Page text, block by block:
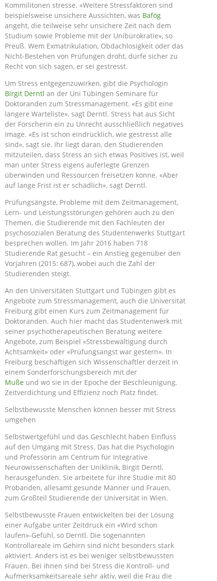
Kommilitonen stresse. «Weitere Stressfaktoren sind
beispielsweise unsichere Aussichten, was Bafög
angeht, die teilweise sehr unsichere Zeit nach dem
Studium sowie Probleme mit der Unibürokratie», so
Preuß. Wem Exmatrikulation, Obdachlosigkeit oder das
Nicht-Bestehen von Prüfungen droht, dürfe sicher zu
Recht von sich sagen, er sei gestresst.
Um Stress entgegenzuwirken, gibt die Psychologin
Birgit Derntl an der Uni Tübingen Seminare für
Doktoranden zum Stressmanagement. «Es gibt eine
längere Warteliste», sagt Derntl. Stress hat aus Sicht
der Forscherin ein zu Unrecht ausschließlich negatives
Image. «Es ist schon eindrücklich, wie gestresst alle
sind», sagt sie. Ihr liegt daran, den Studierenden
mitzuteilen, dass Stress an sich etwas Positives ist, weil
man unter Stress eigens auferlegte Grenzen
überwinden und Ressourcen freisetzen könne. «Aber
auf lange Frist ist er schädlich», sagt Derntl.
Prüfungsängste, Probleme mit dem Zeitmanagement,
Lern- und Leistungsstörungen gehören auch zu den
Themen, die Studierende mit den Fachleuten der
psychosozialen Beratung des Studentenwerks Stuttgart
besprechen wollen. Im Jahr 2016 haben 718
Studierende Rat gesucht – ein Anstieg gegenüber den
Vorjahren (2015: 687), wobei auch die Zahl der
Studierenden steigt.
An den Universitäten Stuttgart und Tübingen gibt es
Angebote zum Stressmanagement, auch die Universität
Freiburg gibt einen Kurs zum Zeitmanagement für
Doktoranden. Auch hier macht das Studentenwerk mit
seiner psychotherapeutischen Beratung weitere
Angebote, zum Beispiel «Stressbewältigung durch
Achtsamkeit» oder «Prüfungsangst war gestern». In
Freiburg beschäftigen sich Wissenschaftler derzeit in
einem Sonderforschungsbereich mit der
Muße und wo sie in der Epoche der Beschleunigung,
Zeitverdichtung und Effizienz noch Platz findet.
Selbstbewusste Menschen können besser mit Stress
umgehen
Selbstwertgefühl und das Geschlecht haben Einfluss
auf den Umgang mit Stress. Das hat die Psychologin
und Professorin am Centrum für Integrative
Neurowissenschaften der Uniklinik, Birgit Derntl,
herausgefunden. Sie arbeitete für ihre Studie mit 80
Probanden, allesamt gesunde Männer und Frauen,
zum Großteil Studierende der Universität in Wien.
Selbstbewusste Frauen entwickelten bei der Lösung
einer Aufgabe unter Zeitdruck ein «Wird schon
laufen»-Gefühl, so Derntl. Die sogenannten
Kontrollareale im Gehirn sind nicht besonders stark
aktiviert. Anders ist es bei weniger selbstbewussten
Frauen. Bei ihnen sind bei Stress die Kontroll- und
Aufmerksamkeitsareale sehr aktiv, weil die Frau die